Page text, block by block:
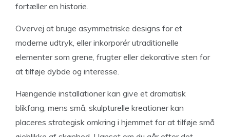
fortæller en historie.
Overvej at bruge asymmetriske designs for et
moderne udtryk, eller inkorporér utraditionelle
elementer som grene, frugter eller dekorative sten for
at tilføje dybde og interesse.
Hængende installationer kan give et dramatisk
blikfang, mens små, skulpturelle kreationer kan
placeres strategisk omkring i hjemmet for at tilføje små